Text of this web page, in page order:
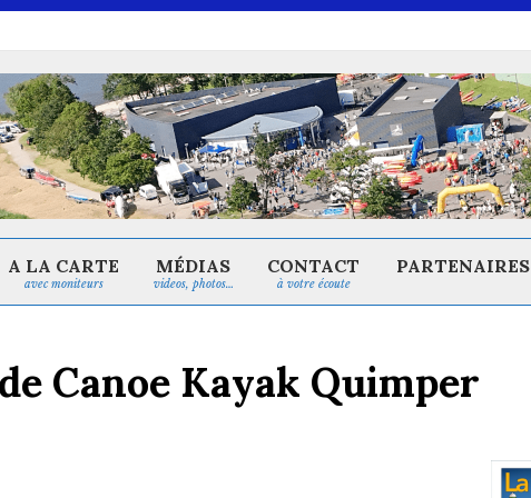
avec moniteurs
A LA CARTE
videos, photos…
MÉDIAS
à votre écoute
CONTACT PARTENAIRES
Canoe Kayak Quimper